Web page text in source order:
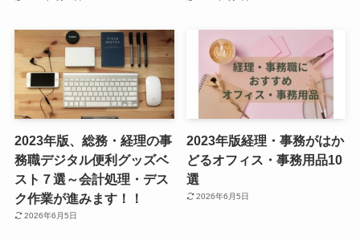
2023年版、総務・経理の事
務職デジタル便利グッズベ
スト７選～会計処理・デス
ク作業が進みます！！
2026年6月5日
2023年版経理・事務がはか
どるオフィス・事務用品10
選
2026年6月5日